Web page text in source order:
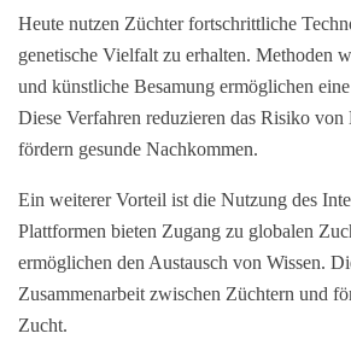
Heute nutzen Züchter fortschrittliche
genetische Vielfalt zu erhalten. Methoden
und künstliche Besamung ermöglichen
Diese Verfahren reduzieren das Risiko
fördern gesunde Nachkommen.
Ein weiterer Vorteil ist die Nutzung des
Plattformen bieten Zugang zu globalen
ermöglichen den Austausch von Wissen.
Zusammenarbeit zwischen Züchtern und
Zucht.